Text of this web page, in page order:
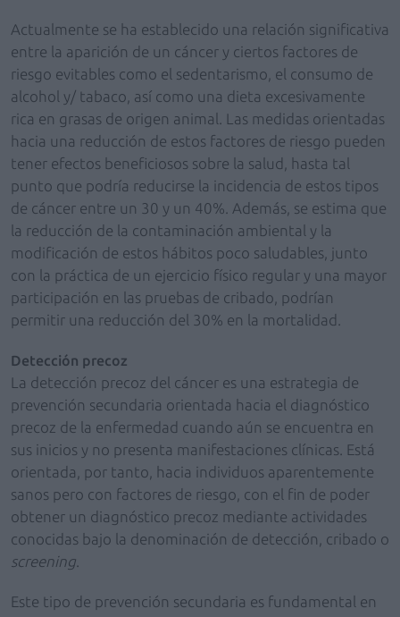
Actualmente se ha establecido una relación significativa
entre la aparición de un cáncer y ciertos factores de
riesgo evitables como el sedentarismo, el consumo de
alcohol y/ tabaco, así como una dieta excesivamente
rica en grasas de origen animal. Las medidas orientadas
hacia una reducción de estos factores de riesgo pueden
tener efectos beneficiosos sobre la salud, hasta tal
punto que podría reducirse la incidencia de estos tipos
de cáncer entre un 30 y un 40%. Además, se estima que
la reducción de la contaminación ambiental y la
modificación de estos hábitos poco saludables, junto
con la práctica de un ejercicio físico regular y una mayor
participación en las pruebas de cribado, podrían
permitir una reducción del 30% en la mortalidad.
Detección precoz
La detección precoz del cáncer es una estrategia de
prevención secundaria orientada hacia el diagnóstico
precoz de la enfermedad cuando aún se encuentra en
sus inicios y no presenta manifestaciones clínicas. Está
orientada, por tanto, hacia individuos aparentemente
sanos pero con factores de riesgo, con el fin de poder
obtener un diagnóstico precoz mediante actividades
conocidas bajo la denominación de detección, cribado o
screening
Este tipo de prevención secundaria es fundamental en